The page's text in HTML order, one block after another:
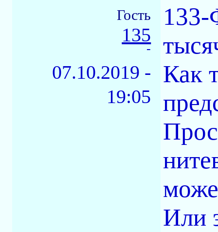
Гость
135
-
07.10.2019 -
19:05
133-
Как
Или